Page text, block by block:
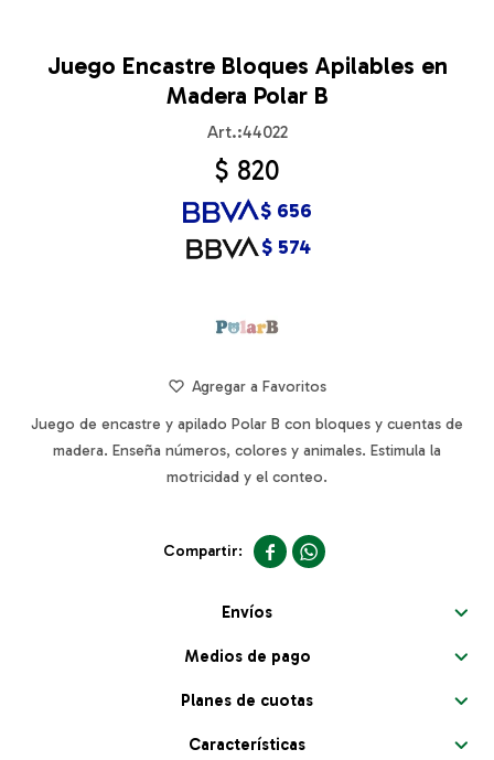
Juego Encastre Bloques Apilables en
Madera Polar B
44022
$ 820
$ 574
$ 656
Juego de encastre y apilado Polar B con bloques y cuentas de
madera. Enseña números, colores y animales. Estimula la
motricidad y el conteo.
 
Envíos
Medios de pago
Planes de cuotas
Características